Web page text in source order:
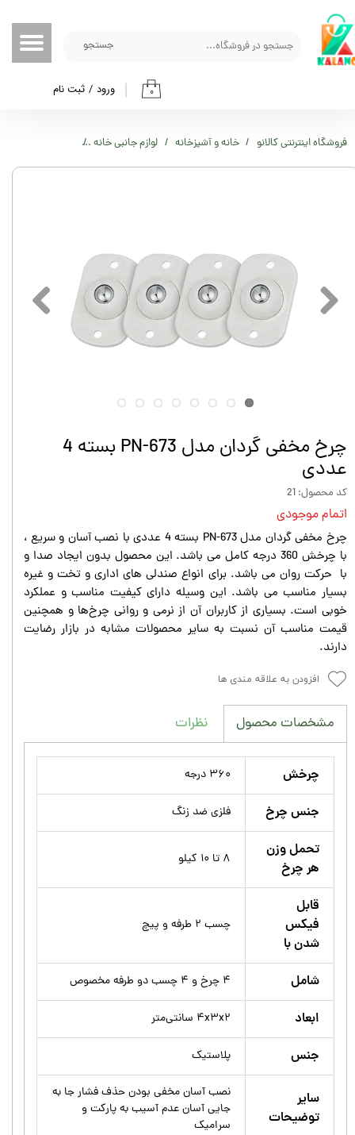
جستجو
۰ ورود / ثبت نام
حساب کاربری من
تغییر گذر واژه
خروج از حساب کاربری
فروشگاه اینترنتی کالانو خانه و آشپزخانه لوازم جانبی خانه
چرخ مخفی گردان مدل PN-673 بسته 4
عددی
کد محصول: 21
اتمام موجودی
چرخ مخفی گردان مدل PN-673 بسته 4 عددی با نصب آسان و سریع ،
با چرخش 360 درجه کامل می باشد. این محصول بدون ایجاد صدا و
با حرکت روان می باشد. برای انواع صندلی های اداری و تخت و غیره
بسیار مناسب می باشد. این وسیله دارای کیفیت مناسب و عملکرد
خوبی است. بسیاری از کاربران آن از نرمی و روانی چرخ‌ها و همچنین
قیمت مناسب آن نسبت به سایر محصولات مشابه در بازار رضایت
دارند.
افزودن به علاقه مندی ها
مشخصات محصول نظرات
چرخش ۳۶۰ درجه
جنس چرخ فلزی ضد زنگ
تحمل وزن
هر چرخ
۸ تا ۱۰ کیلو
قابل
فیکس
شدن با
چسب ۲ طرفه و پیچ
شامل ۴ چرخ و ۴ چسب دو طرفه مخصوص
ابعاد ۴x۳x۲ سانتی‌متر
جنس پلاستیک
سایر
توضیحات
نصب آسان مخفی بودن حذف فشار جا به
جایی آسان عدم آسیب به پارکت و
سرامیک